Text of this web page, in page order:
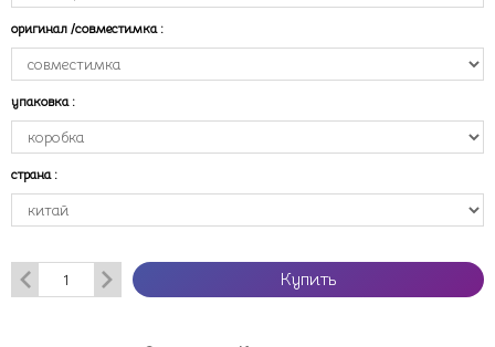
оригинал /совместимка :
упаковка :
страна :
Купить